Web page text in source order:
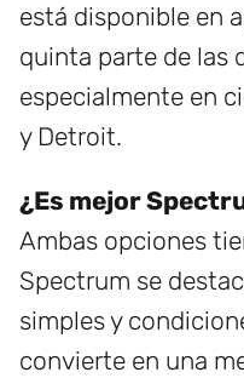
está disponible en
quinta parte de las
especialmente en
y Detroit.
¿Es mejor
Ambas opciones
Spectrum se
simples y
convierte en una